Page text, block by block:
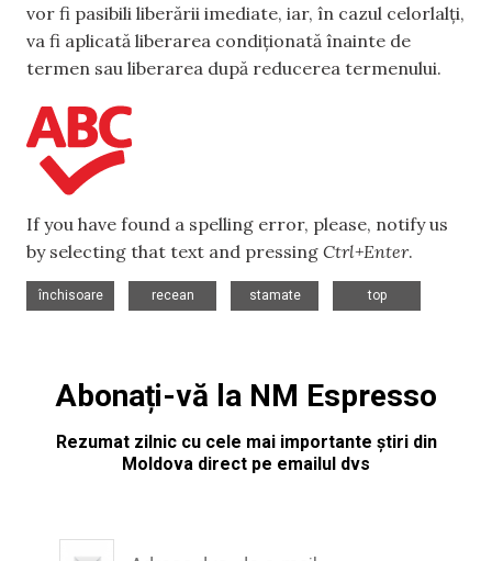
vor fi pasibili liberării imediate, iar, în cazul celorlalți,
va fi aplicată liberarea condiționată înainte de
termen sau liberarea după reducerea termenului.
If you have found a spelling error, please, notify us
by selecting that text and pressing Ctrl+Enter.
închisoare
recean
stamate
top
Abonați-vă la NM Espresso
Rezumat zilnic cu cele mai importante știri din
Moldova direct pe emailul dvs